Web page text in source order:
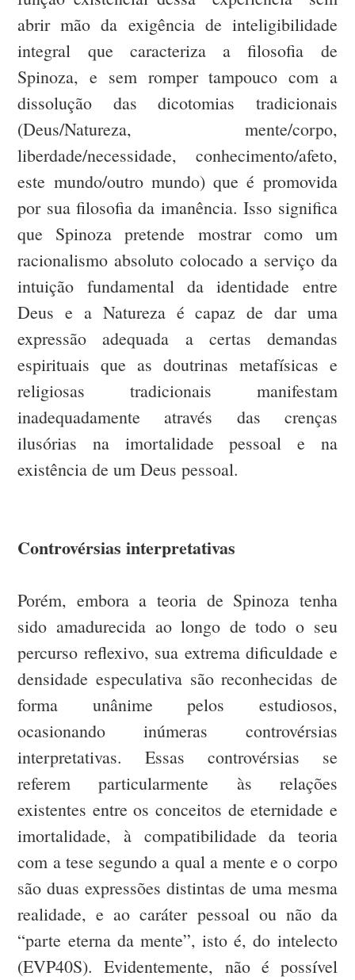
abrir mão da exigência de inteligibilidade
integral que caracteriza a filosofia de
Spinoza, e sem romper tampouco com a
dissolução das dicotomias tradicionais
(Deus/Natureza, mente/corpo,
liberdade/necessidade, conhecimento/afeto,
este mundo/outro mundo) que é promovida
por sua filosofia da imanência. Isso significa
que Spinoza pretende mostrar como um
racionalismo absoluto colocado a serviço da
intuição fundamental da identidade entre
Deus e a Natureza é capaz de dar uma
expressão adequada a certas demandas
espirituais que as doutrinas metafísicas e
religiosas tradicionais manifestam
inadequadamente através das crenças
ilusórias na imortalidade pessoal e na
existência de um Deus pessoal.
Controvérsias interpretativas
Porém, embora a teoria de Spinoza tenha
sido amadurecida ao longo de todo o seu
percurso reflexivo, sua extrema dificuldade e
densidade especulativa são reconhecidas de
forma unânime pelos estudiosos,
ocasionando inúmeras controvérsias
interpretativas. Essas controvérsias se
referem particularmente às relações
existentes entre os conceitos de eternidade e
imortalidade, à compatibilidade da teoria
com a tese segundo a qual a mente e o corpo
são duas expressões distintas de uma mesma
realidade, e ao caráter pessoal ou não da
“parte eterna da mente”, isto é, do intelecto
(EVP40S). Evidentemente, não é possível